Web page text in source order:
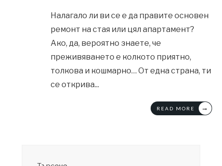
Налагало ли ви се е да правите основен
ремонт на стая или цял апартамент?
Ако, да, вероятно знаете, че
преживяването е колкото приятно,
толкова и кошмарно… От една страна, ти
се открива...
READ MORE →